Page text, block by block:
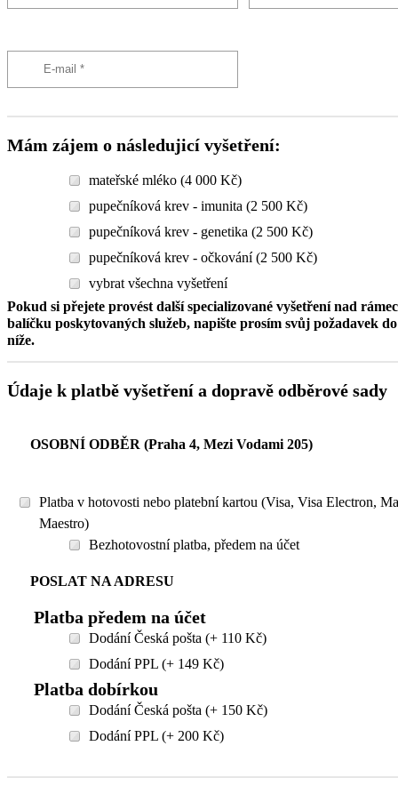
Mám zájem o následujicí vyšetření:
mateřské mléko (4 000 Kč)
pupečníková krev - imunita (2 500 Kč)
pupečníková krev - genetika (2 500 Kč)
pupečníková krev - očkování (2 500 Kč)
vybrat všechna vyšetření
Pokud si přejete provést další specializované vyšetření nad
balíčku poskytovaných služeb, napište prosím svůj požadavek
níže.
Údaje k platbě vyšetření a dopravě odběrové sady
OSOBNÍ ODBĚR (Praha 4, Mezi Vodami 205)
Platba v hotovosti nebo platební kartou (Visa, Visa Electron,
Maestro)
Bezhotovostní platba, předem na účet
POSLAT NA ADRESU
Platba předem na účet
Dodání Česká pošta (+ 110 Kč)
Dodání PPL (+ 149 Kč)
Platba dobírkou
Dodání Česká pošta (+ 150 Kč)
Dodání PPL (+ 200 Kč)